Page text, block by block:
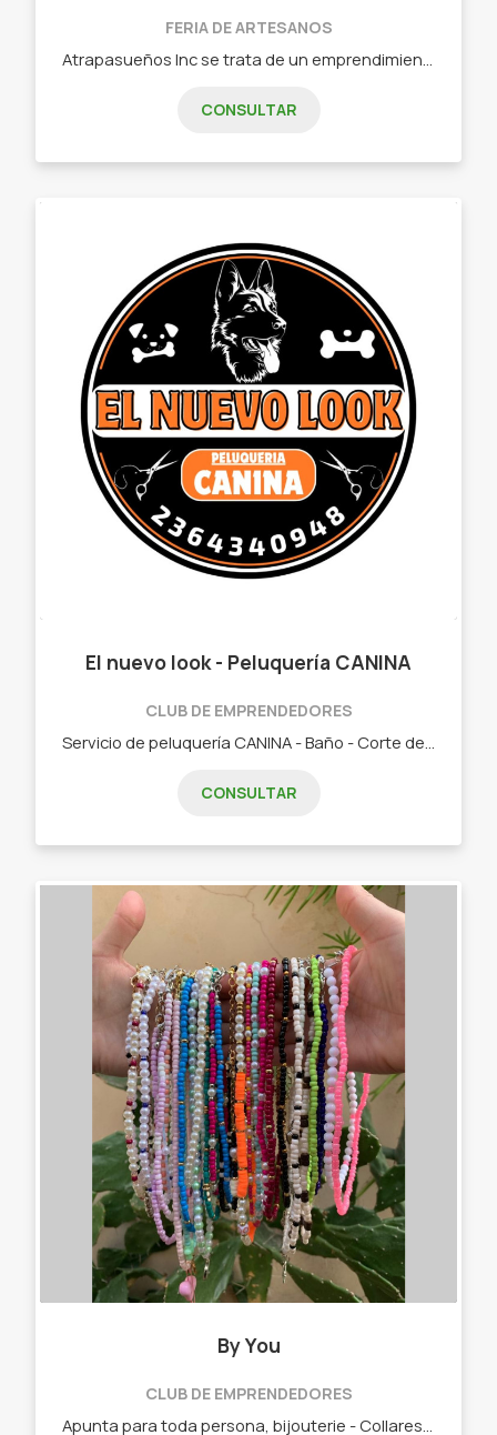
FERIA DE ARTESANOS
CONSULTAR
El nuevo look - Peluquería CANINA
CLUB DE EMPRENDEDORES
CONSULTAR
By You
CLUB DE EMPRENDEDORES